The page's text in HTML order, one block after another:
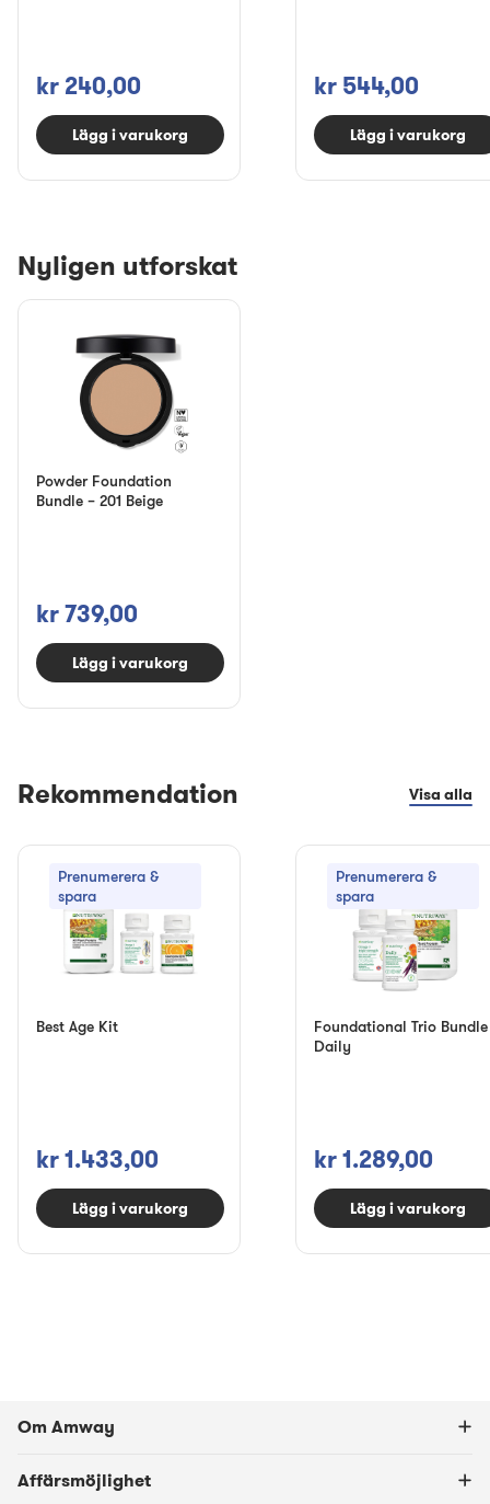
kr 240,00
Lägg i varukorg
kr 544,00
Lägg i varukorg
Nyligen utforskat
Powder Foundation
Bundle – 201 Beige
kr 739,00
Lägg i varukorg
Rekommendation Visa alla
Prenumerera &
spara
Best Age Kit
kr 1.433,00
Lägg i varukorg
Prenumerera &
spara
Foundational Trio Bundle
Daily
kr 1.289,00
Lägg i varukorg
Om Amway
Affärsmöjlighet